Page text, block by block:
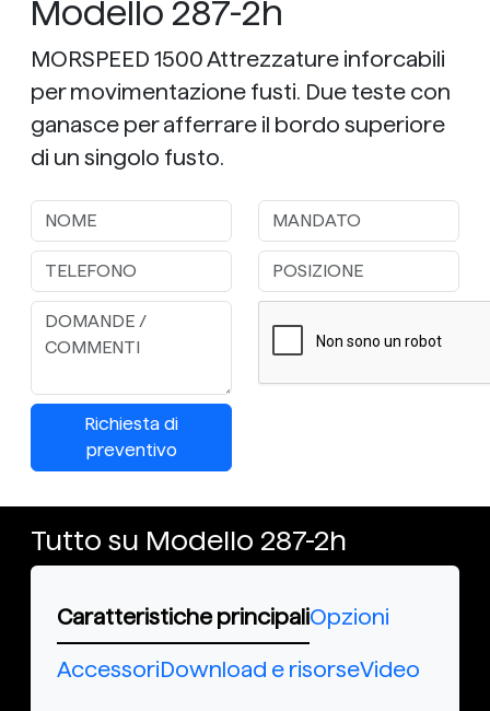
Modello 287-2h
MORSPEED 1500 Attrezzature inforcabili
per movimentazione fusti. Due teste con
ganasce per afferrare il bordo superiore
di un singolo fusto.
Richiesta di
preventivo
Tutto su Modello 287-2h
Caratteristiche principaliOpzioni
AccessoriDownload e risorseVideo